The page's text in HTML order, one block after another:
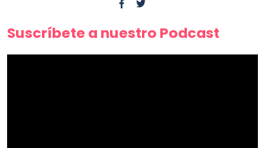
Suscríbete a nuestro Podcast